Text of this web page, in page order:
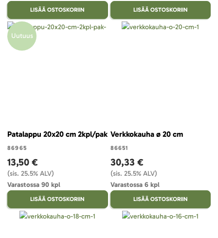
LISÄÄ OSTOSKORIIN LISÄÄ OSTOSKORIIN
Uutuus
Patalappu 20x20 cm 2kpl/pak
86965
13,50 €
(sis. 25.5% ALV)
Varastossa 90 kpl
LISÄÄ OSTOSKORIIN
Verkkokauha ø 20 cm
86651
30,33 €
(sis. 25.5% ALV)
Varastossa 6 kpl
LISÄÄ OSTOSKORIIN